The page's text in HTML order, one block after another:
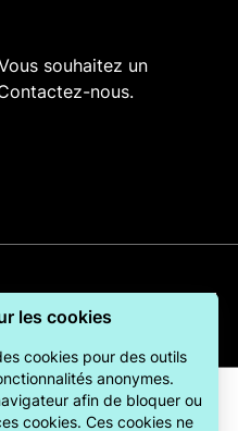
souhaitez un
nous.
Français
les cookies
cookies pour des outils
anonymes.
afin de bloquer ou
cookies. Ces cookies ne